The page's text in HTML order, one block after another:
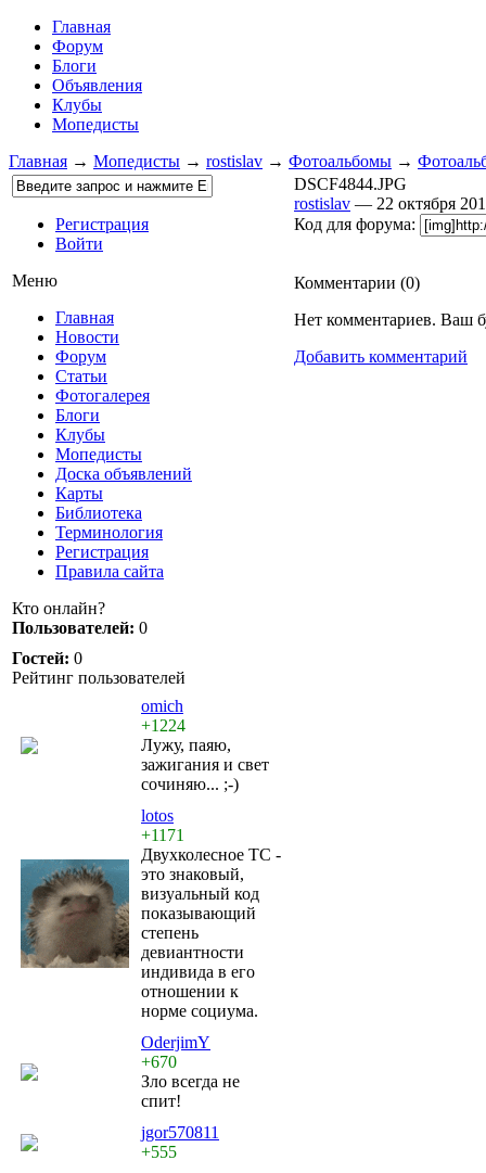
Главная
Форум
Блоги
Объявления
Клубы
Мопедисты
Главная → Мопедисты → rostislav → Фотоальбомы →
Регистрация
Войти
Меню
Главная
Новости
Форум
Статьи
Фотогалерея
Блоги
Клубы
Мопедисты
Доска объявлений
Карты
Библиотека
Терминология
Регистрация
Правила сайта
Кто онлайн?
Пользователей: 0
Гостей: 0
Рейтинг пользователей
omich
+1224
Лужу, паяю,
зажигания и свет
сочиняю... ;-)
lotos
+1171
Двухколесное ТС -
это знаковый,
визуальный код
показывающий
степень
девиантности
индивида в его
отношении к
норме социума.
OderjimY
+670
Зло всегда не
спит!
jgor570811
+555
DSCF4844.JPG
rostislav — 22 октября
Код для форума:
Комментарии (0)
Нет комментариев. Ваш
Добавить комментарий